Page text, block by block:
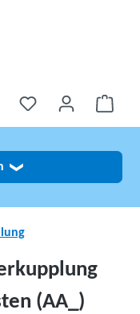
❯
(AA_)